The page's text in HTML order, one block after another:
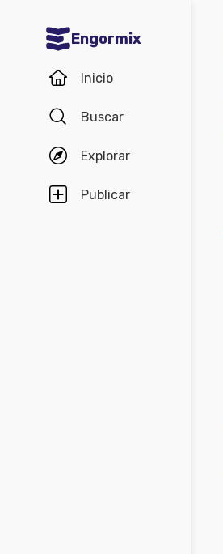
Engormix
Inicio
Buscar
Explorar
Publicar